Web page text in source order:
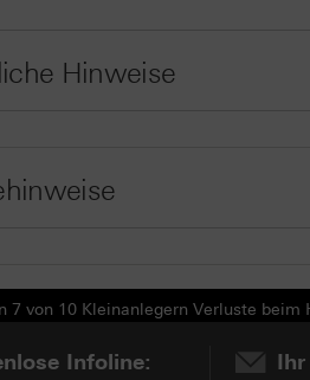
Hinweise
7 von 10 Kleinanlegern Verluste
Infoline: